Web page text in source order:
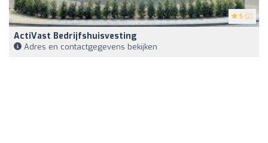
5 (2)
ActiVast Bedrijfshuisvesting
Adres en contactgegevens bekijken